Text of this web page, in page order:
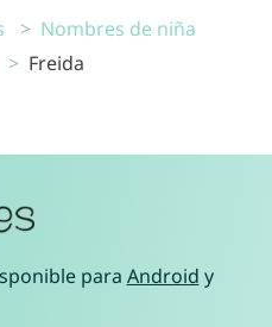
Nombres de niña
Freida
para Android y